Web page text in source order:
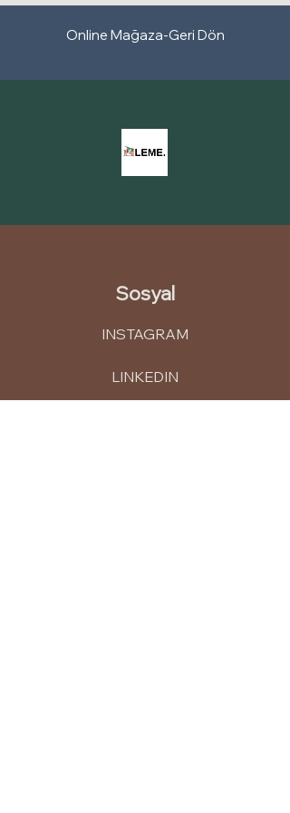
Estetik Koruma
panellerinin estetik kalitesini korur.
süre temiz görünmesi, binaların ve
Çevre Dostu Seçenekler
Kullandığımız mineralli mürekkepler, dış
görünümünü uzun süre boyunca
muhafaza etmek için mükemmel bir
dış cephelerin bakımını azaltır ve uzun
Online Mağaza-Geri Dön
Sosyal
INSTAGRAM
LINKEDIN